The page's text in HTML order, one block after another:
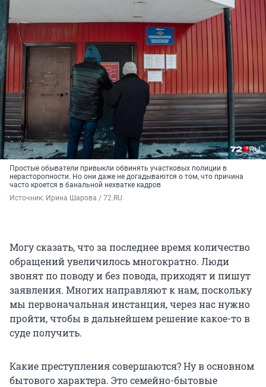
Простые обыватели привыкли обвинять участковых полиции в
нерасторопности. Но они даже не догадываются о том, что причина
часто кроется в банальной нехватке кадров
Источник: Ирина Шарова / 72.RU
Могу сказать, что за последнее время количество
обращений увеличилось многократно. Люди
звонят по поводу и без повода, приходят и пишут
заявления. Многих направляют к нам, поскольку
мы первоначальная инстанция, через нас нужно
пройти, чтобы в дальнейшем решение какое-то в
суде получить.
Какие преступления совершаются? Ну в основном
бытового характера. Это семейно-бытовые